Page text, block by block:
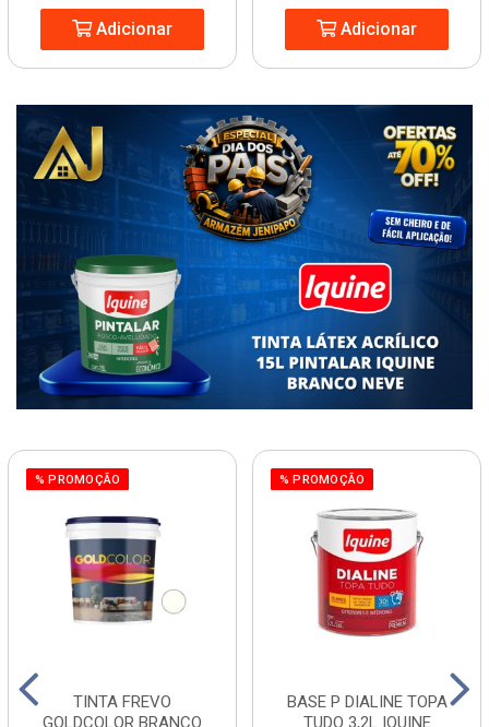
Adicionar Adicionar
% PROMOÇÃO
TINTA FREVO
GOLDCOLOR BRANCO
% PROMOÇÃO
BASE P DIALINE TOPA
TUDO 3,2L IQUINE